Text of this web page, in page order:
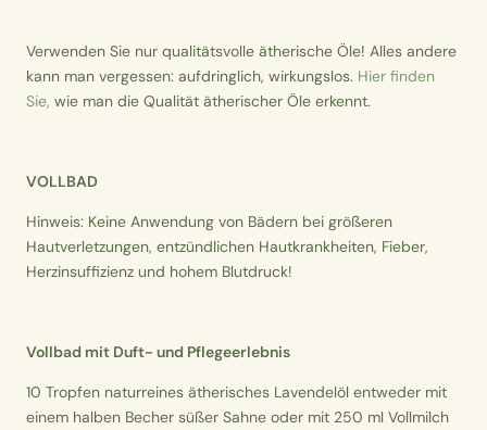
Verwenden Sie nur qualitätsvolle ätherische Öle! Alles andere
kann man vergessen: aufdringlich, wirkungslos. Hier finden
Sie, wie man die Qualität ätherischer Öle erkennt.
VOLLBAD
Hinweis: Keine Anwendung von Bädern bei größeren
Hautverletzungen, entzündlichen Hautkrankheiten, Fieber,
Herzinsuffizienz und hohem Blutdruck!
Vollbad mit Duft- und Pflegeerlebnis
10 Tropfen naturreines ätherisches Lavendelöl entweder mit
einem halben Becher süßer Sahne oder mit 250 ml Vollmilch